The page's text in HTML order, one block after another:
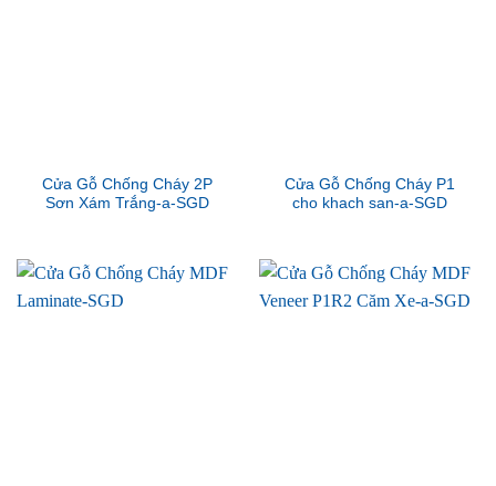
Cửa Gỗ Chống Cháy 2P
Sơn Xám Trắng-a-SGD
Cửa Gỗ Chống Cháy P1
cho khach san-a-SGD